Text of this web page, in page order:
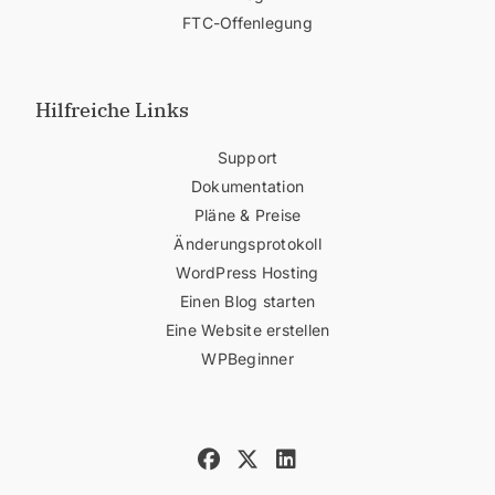
FTC-Offenlegung
Hilfreiche Links
Support
Dokumentation
Pläne & Preise
Änderungsprotokoll
WordPress Hosting
Einen Blog starten
Eine Website erstellen
WPBeginner